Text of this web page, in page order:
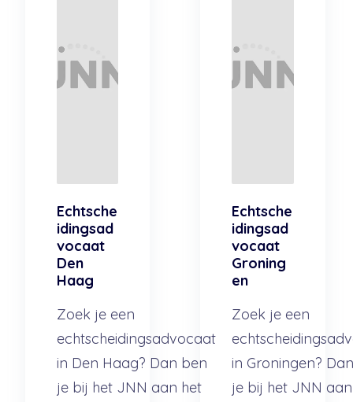
Echtsche
idingsad
vocaat
Den
Haag
Zoek je een
echtscheidingsadvocaat
in Den Haag? Dan ben
je bij het JNN aan het
Echtsche
idingsad
vocaat
Groning
en
Zoek je een
in Groningen?
je bij het JNN